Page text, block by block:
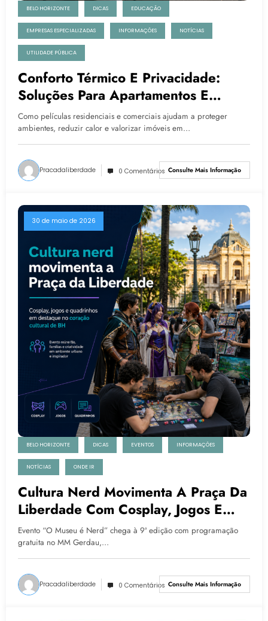
BELO HORIZONTE DICAS EDUCAÇÃO
EMPRESAS ESPECIALIZADAS INFORMAÇÕES NOTÍCIAS
UTILIDADE PÚBLICA
Conforto Térmico E Privacidade:
Soluções Para Apartamentos E
Escritórios Na Região Da Praça Da
Liberdade
Como películas residenciais e comerciais ajudam a proteger
ambientes, reduzir calor e valorizar imóveis em…
Pracadaliberdade 0 Comentários Consulte Mais Informação
30 de maio de 2026
BELO HORIZONTE DICAS EVENTOS INFORMAÇÕES
NOTÍCIAS ONDE IR
Cultura Nerd Movimenta A Praça Da
Liberdade Com Cosplay, Jogos E
Quadrinhos
Evento “O Museu é Nerd” chega à 9ª edição com programação
gratuita no MM Gerdau,…
Pracadaliberdade 0 Comentários Consulte Mais Informação